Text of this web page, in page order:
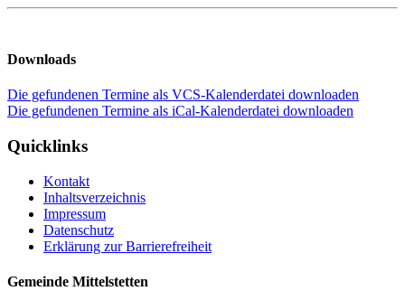
Downloads
Die gefundenen Termine als VCS-Kalenderdatei downloaden
Die gefundenen Termine als iCal-Kalenderdatei downloaden
Quicklinks
Kontakt
Inhaltsverzeichnis
Impressum
Datenschutz
Erklärung zur Barrierefreiheit
Gemeinde Mittelstetten